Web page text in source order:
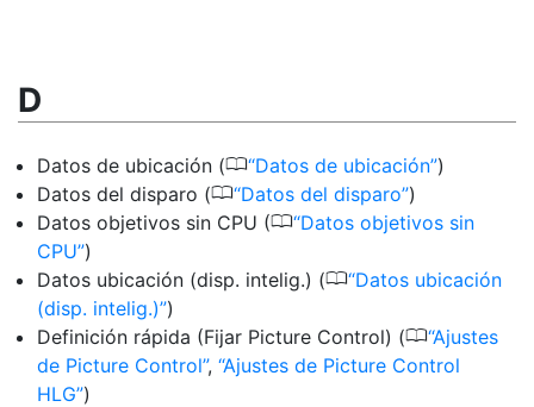
D
Datos de ubicación (0 Datos de ubicación )
Datos del disparo (0 Datos del disparo )
Datos objetivos sin CPU (0 Datos objetivos sin
CPU )
Datos ubicación (disp. intelig.) (0 Datos ubicación
(disp. intelig.) )
Definición rápida (Fijar Picture Control) (0 Ajustes
de Picture Control , Ajustes de Picture Control
HLG )